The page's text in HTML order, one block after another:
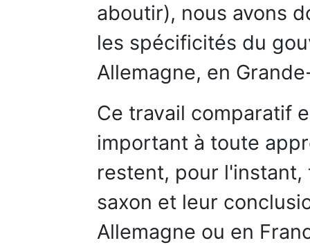
aboutir), nous avons
les spécificités du
Allemagne, en
Ce travail comparatif
important à toute
restent, pour
saxon et leur
Allemagne ou en